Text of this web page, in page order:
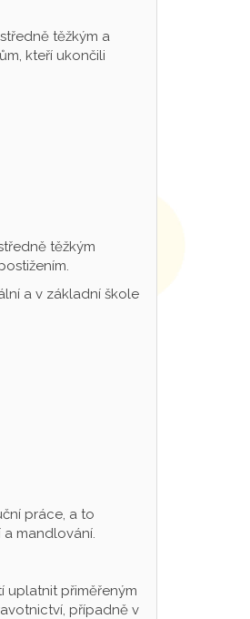
těžkým a
kteří ukončili
těžkým
a v základní škole
práce, a to
mandlování.
uplatnit přiměřeným
případně v